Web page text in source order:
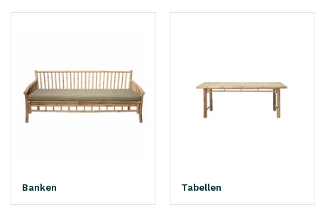
Banken Tabellen